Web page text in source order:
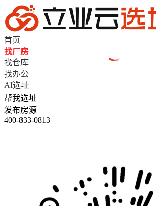
首页
找厂房
找仓库
找办公
AI选址
帮我选址
发布房源
400-833-0813